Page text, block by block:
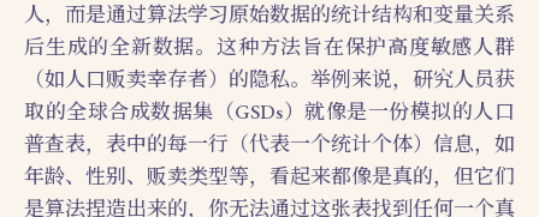
人，而是通过算法学习原始数据的统计结构和变量关系
后生成的全新数据。这种方法旨在保护高度敏感人群
（如人口贩卖幸存者）的隐私。举例来说，研究人员获
取的全球合成数据集（GSDs）就像是一份模拟的人口
普查表，表中的每一行（代表一个统计个体）信息，如
年龄、性别、贩卖类型等，看起来都像是真的，但它们
是算法捏造出来的，你无法通过这张表找到任何一个真